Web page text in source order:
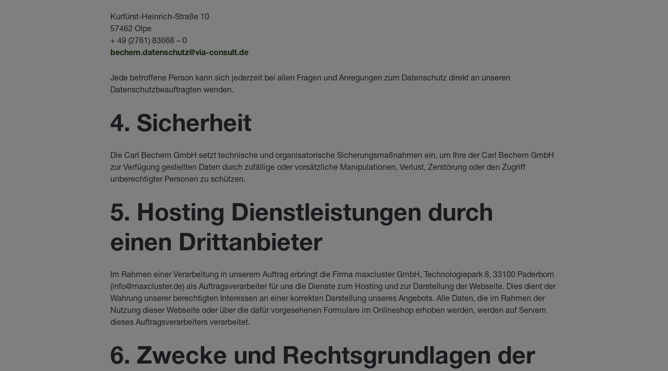
Kurfürst-Heinrich-Straße 10
57462 Olpe
+ 49 (2761) 83668 – 0
bechem.datenschutz@via-consult.de
Jede betroffene Person kann sich jederzeit bei allen Fragen und Anregungen zum Datenschutz direkt an unseren
Datenschutzbeauftragten wenden.
4. Sicherheit
Die Carl Bechem GmbH setzt technische und organisatorische Sicherungsmaßnahmen ein, um Ihre der Carl Bechem GmbH
zur Verfügung gestellten Daten durch zufällige oder vorsätzliche Manipulationen, Verlust, Zerstörung oder den Zugriff
unberechtigter Personen zu schützen.
5. Hosting Dienstleistungen durch
einen Drittanbieter
Im Rahmen einer Verarbeitung in unserem Auftrag erbringt die Firma maxcluster GmbH, Technologiepark 8, 33100 Paderborn
(info@maxcluster.de) als Auftragsverarbeiter für uns die Dienste zum Hosting und zur Darstellung der Webseite. Dies dient der
Wahrung unserer berechtigten Interessen an einer korrekten Darstellung unseres Angebots. Alle Daten, die im Rahmen der
Nutzung dieser Webseite oder über die dafür vorgesehenen Formulare im Onlineshop erhoben werden, werden auf Servern
dieses Auftragsverarbeiters verarbeitet.
6. Zwecke und Rechtsgrundlagen der